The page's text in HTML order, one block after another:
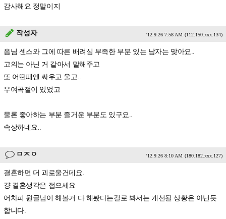
감사해요 정말이지
작성자 '12.9.26 7:58 AM (112.150.xxx.134)
음님 센스와 그에 따른 배려심 부족한 부분 있는 남자는 맞아요..
고의는 아닌 거 같아서 말해주고
또 어떤때엔 싸우고 울고..
우여곡절이 있었고
물론 좋아하는 부분 즐거운 부분도 있구요..
속상하네요..
ㅁㅈㅇ '12.9.26 8:10 AM (180.182.xxx.127)
결혼하면 더 괴로울건데요.
걍 결혼생각은 접으세요
어차피 원글님이 해볼거 다 해봤다는걸로 봐서는 개선될 상황은 아닌듯
합니다.